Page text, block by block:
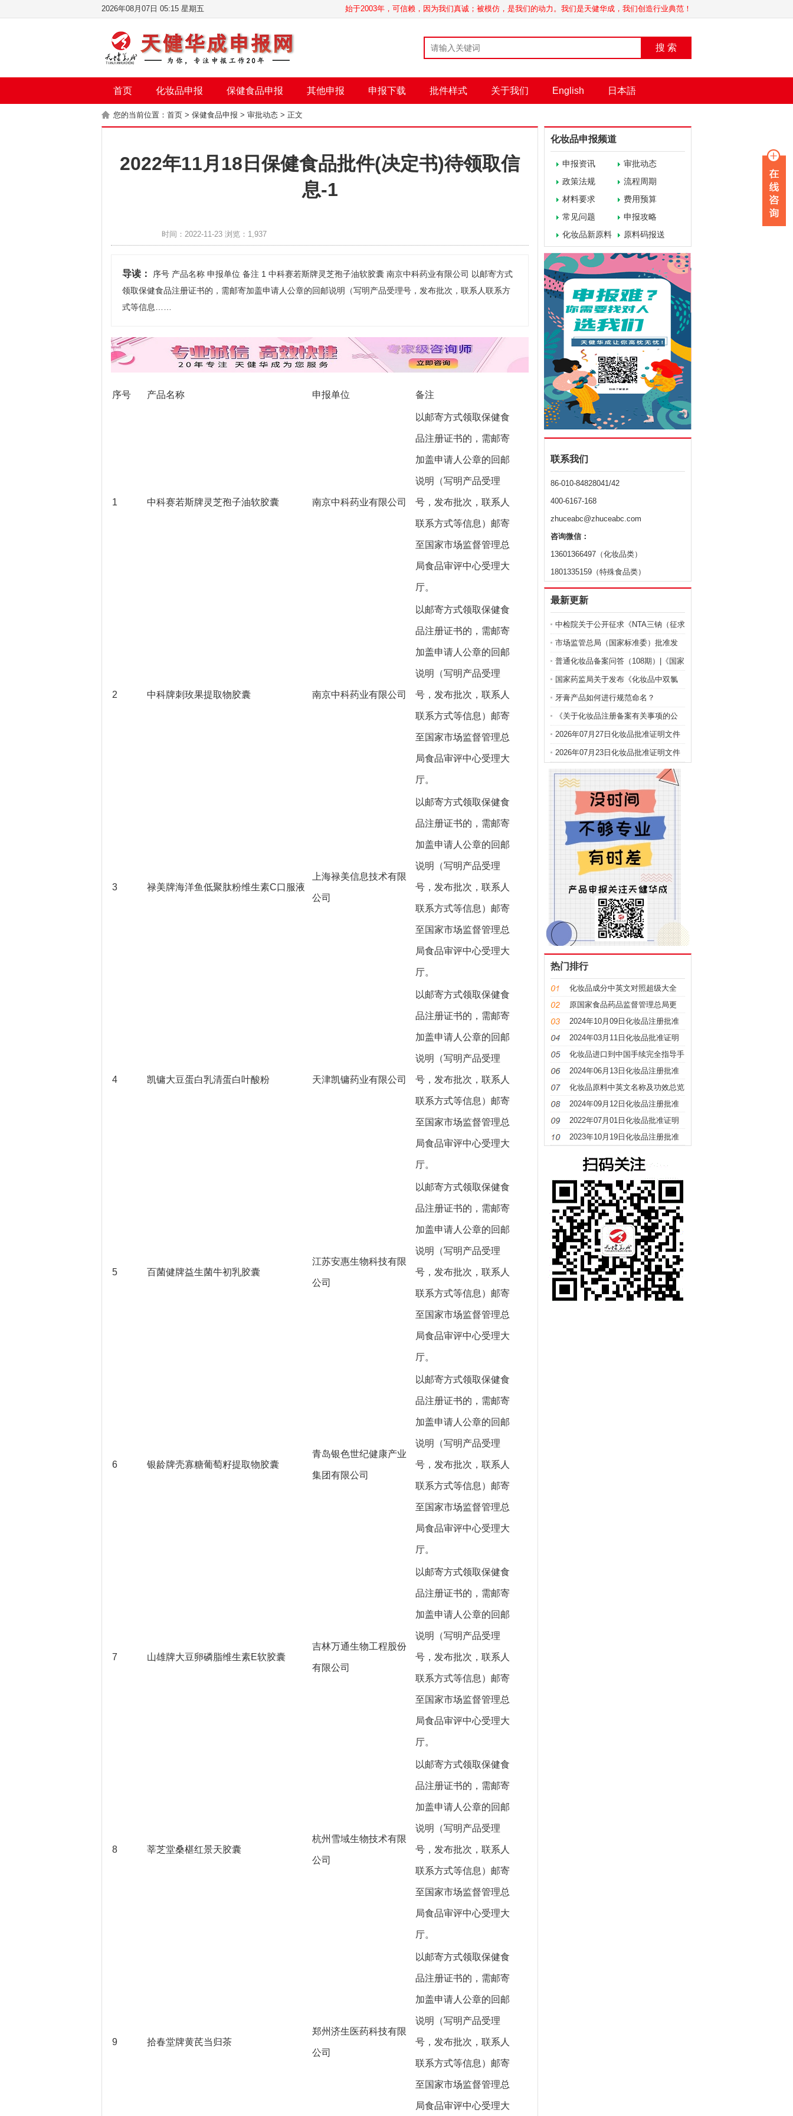
始于2003年，可信赖，因为我们真诚；被模仿，是我们的动力。我们是天健华成，我们创造行业典范！
2026年08月07日 05:15 星期五
搜 索
首页 化妆品申报 保健食品申报 其他申报 申报下载 批件样式 关于我们 English 日本語
您的当前位置： 首页 > 保健食品申报 > 审批动态 > 正文
2022年11月18日保健食品批件(决定书)待领取信
息-1
时间：2022-11-23 浏览：1,937
导读：
序号 产品名称 申报单位 备注 1 中科赛若斯牌灵芝孢子油软胶囊 南京中科药业有限公司 以邮寄方式
领取保健食品注册证书的，需邮寄加盖申请人公章的回邮说明（写明产品受理号，发布批次，联系人联系方
式等信息……
序号 产品名称 申报单位 备注
1 中科赛若斯牌灵芝孢子油软胶囊 南京中科药业有限公司
以邮寄方式领取保健食
品注册证书的，需邮寄
加盖申请人公章的回邮
说明（写明产品受理
号，发布批次，联系人
联系方式等信息）邮寄
至国家市场监督管理总
局食品审评中心受理大
厅。
2 中科牌刺玫果提取物胶囊 南京中科药业有限公司
以邮寄方式领取保健食
品注册证书的，需邮寄
加盖申请人公章的回邮
说明（写明产品受理
号，发布批次，联系人
联系方式等信息）邮寄
至国家市场监督管理总
局食品审评中心受理大
厅。
3 禄美牌海洋鱼低聚肽粉维生素C口服液
上海禄美信息技术有限
公司
以邮寄方式领取保健食
品注册证书的，需邮寄
加盖申请人公章的回邮
说明（写明产品受理
号，发布批次，联系人
联系方式等信息）邮寄
至国家市场监督管理总
局食品审评中心受理大
厅。
4 凯镛大豆蛋白乳清蛋白叶酸粉 天津凯镛药业有限公司
以邮寄方式领取保健食
品注册证书的，需邮寄
加盖申请人公章的回邮
说明（写明产品受理
号，发布批次，联系人
联系方式等信息）邮寄
至国家市场监督管理总
局食品审评中心受理大
厅。
5 百菌健牌益生菌牛初乳胶囊
江苏安惠生物科技有限
公司
以邮寄方式领取保健食
品注册证书的，需邮寄
加盖申请人公章的回邮
说明（写明产品受理
号，发布批次，联系人
联系方式等信息）邮寄
至国家市场监督管理总
局食品审评中心受理大
厅。
6 银龄牌壳寡糖葡萄籽提取物胶囊
青岛银色世纪健康产业
集团有限公司
以邮寄方式领取保健食
品注册证书的，需邮寄
加盖申请人公章的回邮
说明（写明产品受理
号，发布批次，联系人
联系方式等信息）邮寄
至国家市场监督管理总
局食品审评中心受理大
厅。
7 山雄牌大豆卵磷脂维生素E软胶囊
吉林万通生物工程股份
有限公司
以邮寄方式领取保健食
品注册证书的，需邮寄
加盖申请人公章的回邮
说明（写明产品受理
号，发布批次，联系人
联系方式等信息）邮寄
至国家市场监督管理总
局食品审评中心受理大
厅。
8 莘芝堂桑椹红景天胶囊
杭州雪域生物技术有限
公司
以邮寄方式领取保健食
品注册证书的，需邮寄
加盖申请人公章的回邮
说明（写明产品受理
号，发布批次，联系人
联系方式等信息）邮寄
至国家市场监督管理总
局食品审评中心受理大
厅。
9 拾春堂牌黄芪当归茶
郑州济生医药科技有限
公司
以邮寄方式领取保健食
品注册证书的，需邮寄
加盖申请人公章的回邮
说明（写明产品受理
号，发布批次，联系人
联系方式等信息）邮寄
至国家市场监督管理总
局食品审评中心受理大
化妆品申报频道
申报资讯
审批动态
政策法规
流程周期
材料要求
费用预算
常见问题
申报攻略
化妆品新原料
原料码报送
联系我们
86-010-84828041/42
400-6167-168
zhuceabc@zhuceabc.com
咨询微信：
13601366497（化妆品类）
1801335159（特殊食品类）
最新更新
中检院关于公开征求《NTA三钠（征求
意见稿）》等9项化妆品标准意见的通
知
市场监管总局（国家标准委）批准发
布化妆品强制性国家标准《化妆品 安
全通用要求》及官方解读
普通化妆品备案问答（108期）|《国家
药监局关于化妆品注册备案有关事项
的公告》问答
国家药监局关于发布《化妆品中双氯
芬酸钠的测定》等2项化妆品补充检验
方法的公告（2026年第72号）
牙膏产品如何进行规范命名？
《关于化妆品注册备案有关事项的公
告》问答
2026年07月27日化妆品批准证明文件
送达信息
2026年07月23日化妆品批准证明文件
送达信息
热门排行
化妆品成分中英文对照超级大全
原国家食品药品监督管理总局更
名，“CFDA”变“NMPA”
2024年10月09日化妆品注册批准
证明文件送达信息
2024年03月11日化妆品批准证明
文件送达信息发布
化妆品进口到中国手续完全指导手
册
2024年06月13日化妆品注册批准
证明文件送达信息
化妆品原料中英文名称及功效总览
（S－Z）
2024年09月12日化妆品注册批准
证明文件送达信息
2022年07月01日化妆品批准证明
文件待领取信息发布
2023年10月19日化妆品注册批准